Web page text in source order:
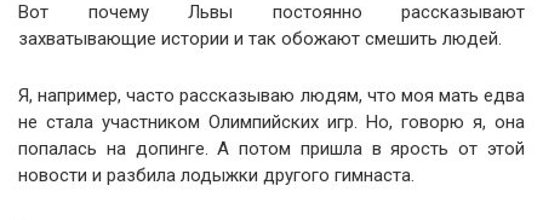
Вот почему Львы постоянно рассказывают
захватывающие истории и так обожают смешить людей.
Я, например, часто рассказываю людям, что моя мать едва
не стала участником Олимпийских игр. Но, говорю я, она
попалась на допинге. А потом пришла в ярость от этой
новости и разбила лодыжки другого гимнаста.